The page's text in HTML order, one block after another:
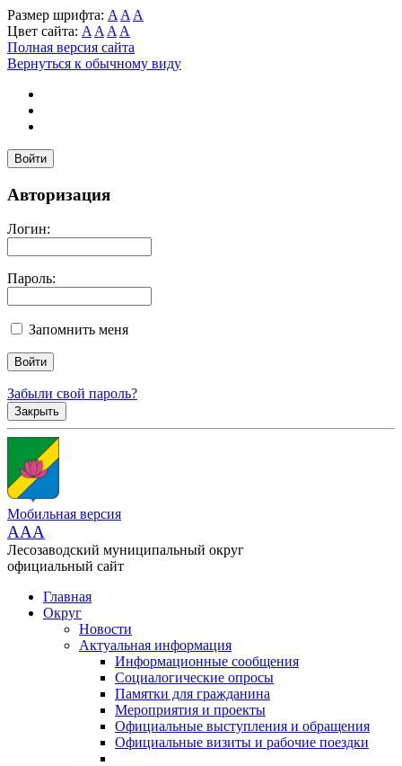
Размер шрифта: A A A
Цвет сайта: A A A A
Полная версия сайта
Вернуться к обычному виду
Войти
Авторизация
Логин:
Пароль:
Запомнить меня
Забыли свой пароль?
Закрыть
Мобильная версия
AAA
Лесозаводский муниципальный округ
официальный сайт
Главная
Округ
Новости
Актуальная информация
Информационные сообщения
Социалогические опросы
Памятки для гражданина
Мероприятия и проекты
Официальные выступления и обращения
Официальные визиты и рабочие поездки